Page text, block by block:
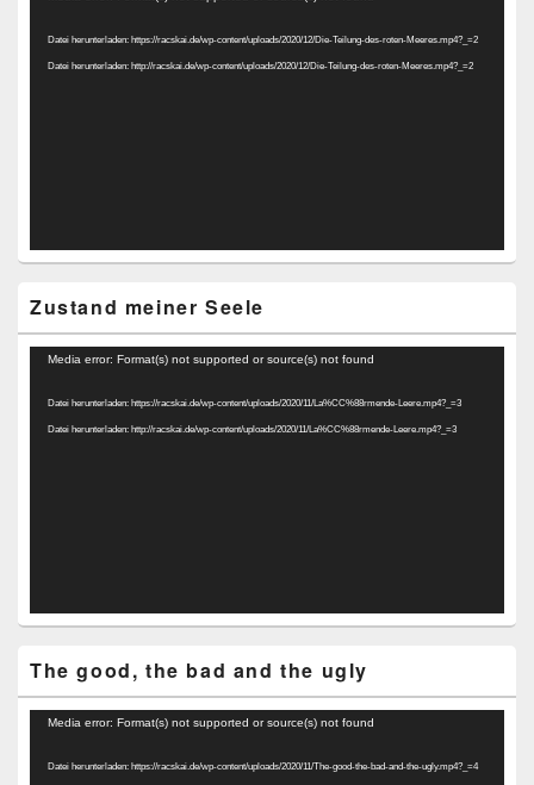
Datei herunterladen: https://racskai.de/wp-content/uploads/2020/12/Die-Teilung-des-roten-Meeres.mp4?_=2
Datei herunterladen: http://racskai.de/wp-content/uploads/2020/12/Die-Teilung-des-roten-Meeres.mp4?_=2
Zustand meiner Seele
Video-
Media error: Format(s) not supported or source(s) not found
Datei herunterladen: https://racskai.de/wp-content/uploads/2020/11/La%CC%88rmende-Leere.mp4?_=3
Datei herunterladen: http://racskai.de/wp-content/uploads/2020/11/La%CC%88rmende-Leere.mp4?_=3
The good, the bad and the ugly
Video-
Media error: Format(s) not supported or source(s) not found
Datei herunterladen: https://racskai.de/wp-content/uploads/2020/11/The-good-the-bad-and-the-ugly.mp4?_=4